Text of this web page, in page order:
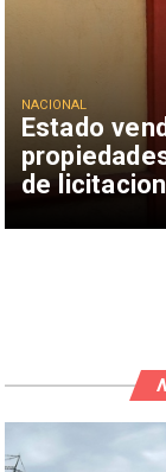
Estado
de
NACIONAL